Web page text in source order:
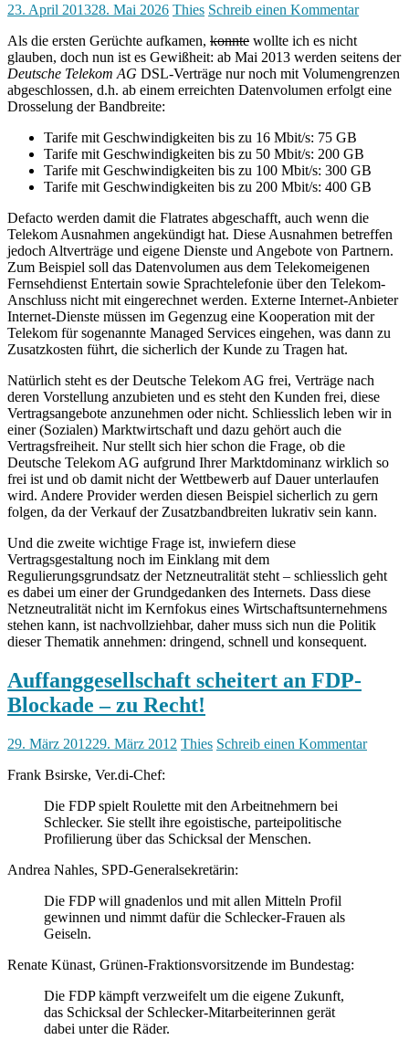
23. April 201328. Mai 2026 Thies Schreib einen Kommentar
Als die ersten Gerüchte aufkamen, konnte wollte ich es nicht
glauben, doch nun ist es Gewißheit: ab Mai 2013 werden seitens der
Deutsche Telekom AG DSL-Verträge nur noch mit Volumengrenzen
abgeschlossen, d.h. ab einem erreichten Datenvolumen erfolgt eine
Drosselung der Bandbreite:
Tarife mit Geschwindigkeiten bis zu 16 Mbit/s: 75 GB
Tarife mit Geschwindigkeiten bis zu 50 Mbit/s: 200 GB
Tarife mit Geschwindigkeiten bis zu 100 Mbit/s: 300 GB
Tarife mit Geschwindigkeiten bis zu 200 Mbit/s: 400 GB
Defacto werden damit die Flatrates abgeschafft, auch wenn die
Telekom Ausnahmen angekündigt hat. Diese Ausnahmen betreffen
jedoch Altverträge und eigene Dienste und Angebote von Partnern.
Zum Beispiel soll das Datenvolumen aus dem Telekomeigenen
Fernsehdienst Entertain sowie Sprachtelefonie über den Telekom-
Anschluss nicht mit eingerechnet werden. Externe Internet-Anbieter
Internet-Dienste müssen im Gegenzug eine Kooperation mit der
Telekom für sogenannte Managed Services eingehen, was dann zu
Zusatzkosten führt, die sicherlich der Kunde zu Tragen hat.
Natürlich steht es der Deutsche Telekom AG frei, Verträge nach
deren Vorstellung anzubieten und es steht den Kunden frei, diese
Vertragsangebote anzunehmen oder nicht. Schliesslich leben wir in
einer (Sozialen) Marktwirtschaft und dazu gehört auch die
Vertragsfreiheit. Nur stellt sich hier schon die Frage, ob die
Deutsche Telekom AG aufgrund Ihrer Marktdominanz wirklich so
frei ist und ob damit nicht der Wettbewerb auf Dauer unterlaufen
wird. Andere Provider werden diesen Beispiel sicherlich zu gern
folgen, da der Verkauf der Zusatzbandbreiten lukrativ sein kann.
Und die zweite wichtige Frage ist, inwiefern diese
Vertragsgestaltung noch im Einklang mit dem
Regulierungsgrundsatz der Netzneutralität steht – schliesslich geht
es dabei um einer der Grundgedanken des Internets. Dass diese
Netzneutralität nicht im Kernfokus eines Wirtschaftsunternehmens
stehen kann, ist nachvollziehbar, daher muss sich nun die Politik
dieser Thematik annehmen: dringend, schnell und konsequent.
Auffanggesellschaft scheitert an FDP-
Blockade – zu Recht!
29. März 201229. März 2012 Thies Schreib einen Kommentar
Frank Bsirske, Ver.di-Chef:
Die FDP spielt Roulette mit den Arbeitnehmern bei
Schlecker. Sie stellt ihre egoistische, parteipolitische
Profilierung über das Schicksal der Menschen.
Andrea Nahles, SPD-Generalsekretärin:
Die FDP will gnadenlos und mit allen Mitteln Profil
gewinnen und nimmt dafür die Schlecker-Frauen als
Geiseln.
Renate Künast, Grünen-Fraktionsvorsitzende im Bundestag:
Die FDP kämpft verzweifelt um die eigene Zukunft,
das Schicksal der Schlecker-Mitarbeiterinnen gerät
dabei unter die Räder.